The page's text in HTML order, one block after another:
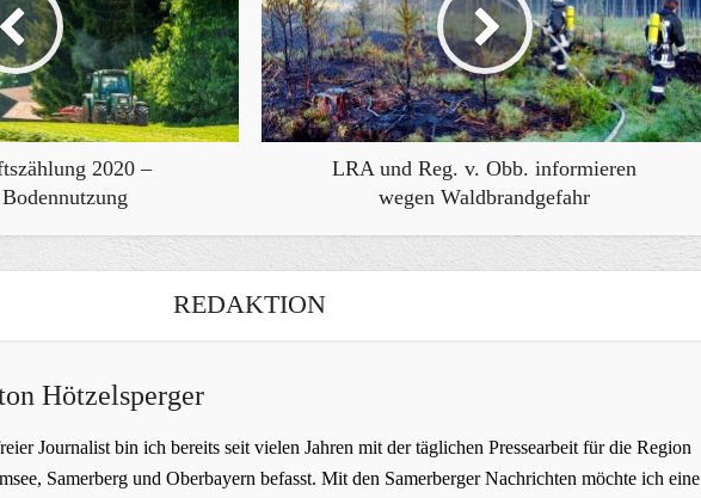
2020 –
LRA und Reg. v. Obb. informieren
wegen Waldbrandgefahr
REDAKTION
Hötzelsperger
Journalist bin ich bereits seit vielen Jahren mit der täglichen Pressearbeit für die Region
Samerberg und Oberbayern befasst. Mit den Samerberger Nachrichten möchte ich eine